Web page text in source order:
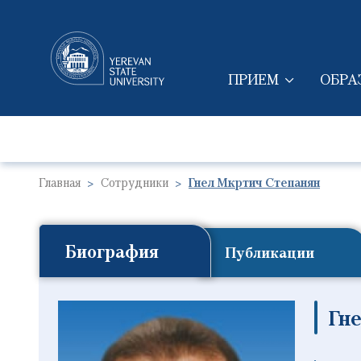
MAIN
ПРИЕМ
Главная Сотрудники Гнел Мкртич Степанян
Биография Публикации